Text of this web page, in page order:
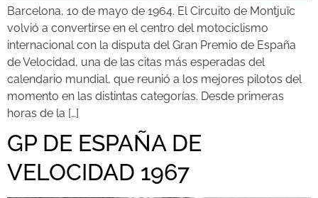
Barcelona, 10 de mayo de 1964. El Circuito de Montjuïc
volvió a convertirse en el centro del motociclismo
internacional con la disputa del Gran Premio de España
de Velocidad, una de las citas más esperadas del
calendario mundial, que reunió a los mejores pilotos del
momento en las distintas categorías. Desde primeras
horas de la […]
GP DE ESPAÑA DE
VELOCIDAD 1967